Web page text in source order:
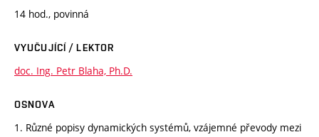
14 hod., povinná
VYUČUJÍCÍ / LEKTOR
doc. Ing. Petr Blaha, Ph.D.
OSNOVA
1. Různé popisy dynamických systémů, vzájemné převody mezi